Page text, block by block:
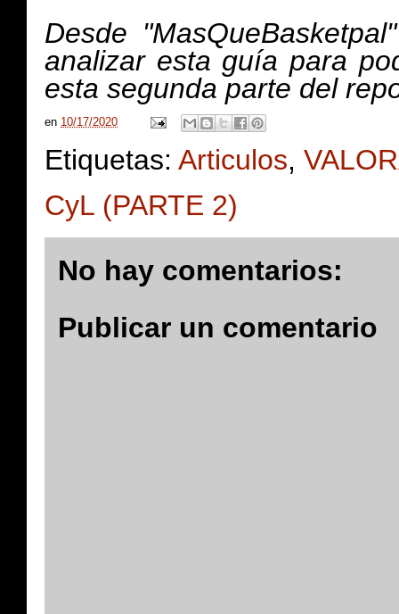
Desde
analizar esta guía para
esta segunda parte del
en 10/17/2020
Etiquetas: Articulos,
CyL (PARTE 2)
No hay comentarios:
Publicar un comentario